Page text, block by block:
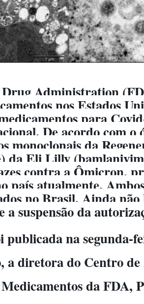
Administration
nos Estados
para
De acordo com o
monoclonais da
da Eli Lilly
contra a Ômicron,
país atualmente.
no Brasil. Ainda não
a suspensão da
publicada na segunda-
a diretora do Centro de
da FDA,